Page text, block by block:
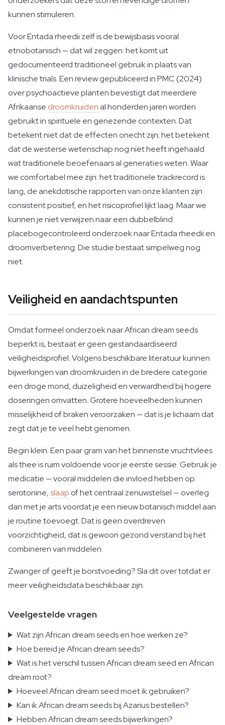
kunnen stimuleren.
Voor Entada rheedii zelf is de bewijsbasis vooral
etnobotanisch — dat wil zeggen: het komt uit
gedocumenteerd traditioneel gebruik in plaats van
klinische trials. Een review gepubliceerd in PMC (2024)
over psychoactieve planten bevestigt dat meerdere
Afrikaanse droomkruidenal honderden jaren worden
gebruikt in spirituele en genezende contexten. Dat
betekent niet dat de effecten onecht zijn; het betekent
dat de westerse wetenschap nog niet heeft ingehaald
wat traditionele beoefenaars al generaties weten. Waar
we comfortabel mee zijn: het traditionele trackrecord is
lang, de anekdotische rapporten van onze klanten zijn
consistent positief, en het risicoprofiel lijkt laag. Maar we
kunnen je niet verwijzen naar een dubbelblind
placebogecontroleerd onderzoek naar Entada rheedii en
droomverbetering. Die studie bestaat simpelweg nog
niet.
Veiligheid en aandachtspunten
Omdat formeel onderzoek naar African dream seeds
beperkt is, bestaat er geen gestandaardiseerd
veiligheidsprofiel. Volgens beschikbare literatuur kunnen
bijwerkingen van droomkruiden in de bredere categorie
een droge mond, duizeligheid en verwardheid bij hogere
doseringen omvatten. Grotere hoeveelheden kunnen
misselijkheid of braken veroorzaken — dat is je lichaam dat
zegt dat je te veel hebt genomen.
Begin klein. Een paar gram van het binnenste vruchtvlees
als thee is ruim voldoende voor je eerste sessie. Gebruik je
medicatie — vooral middelen die invloed hebben op
serotonine,slaap of het centraal zenuwstelsel — overleg
dan met je arts voordat je een nieuw botanisch middel aan
je routine toevoegt. Dat is geen overdreven
voorzichtigheid, dat is gewoon gezond verstand bij het
combineren van middelen.
Zwanger of geeft je borstvoeding? Sla dit over totdat er
meer veiligheidsdata beschikbaar zijn.
Veelgestelde vragen
Wat zijn African dream seeds en hoe werken ze?
Hoe bereid je African dream seeds?
Wat is het verschil tussen African dream seed en African
dream root?
Hoeveel African dream seed moet ik gebruiken?
Kan ik African dream seeds bij Azarius bestellen?
Hebben African dream seeds bijwerkingen?